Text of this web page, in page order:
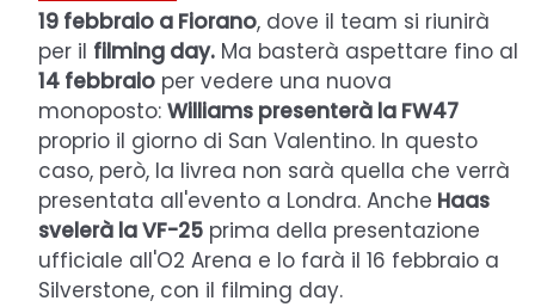
19 febbraio a Fiorano, dove il team si riunirà
per il filming day. Ma basterà aspettare fino al
14 febbraio per vedere una nuova
monoposto: Williams presenterà la FW47
proprio il giorno di San Valentino. In questo
caso, però, la livrea non sarà quella che verrà
presentata all'evento a Londra. Anche Haas
svelerà la VF-25 prima della presentazione
ufficiale all'O2 Arena e lo farà il 16 febbraio a
Silverstone, con il filming day.